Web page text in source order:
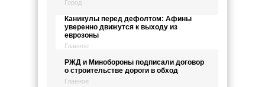
Город
Каникулы перед дефолтом: Афины
уверенно движутся к выходу из
еврозоны
Главное
РЖД и Минобороны подписали договор
о строительстве дороги в обход
Главное